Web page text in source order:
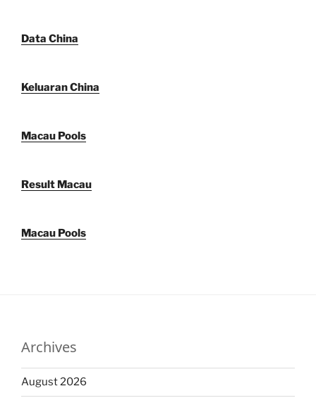
Data China
Keluaran China
Macau Pools
Result Macau
Macau Pools
Archives
August 2026